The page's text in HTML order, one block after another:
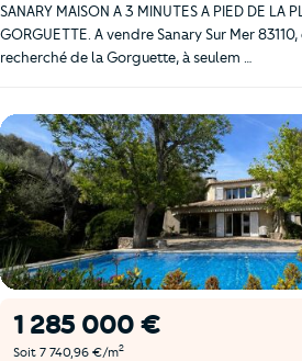
SANARY MAISON A 3 MINUTES A PIED DE LA
GORGUETTE. A vendre Sanary Sur Mer
recherché de la Gorguette, à seulem …
1 285 000 €
Soit 7 740,96 €/m2